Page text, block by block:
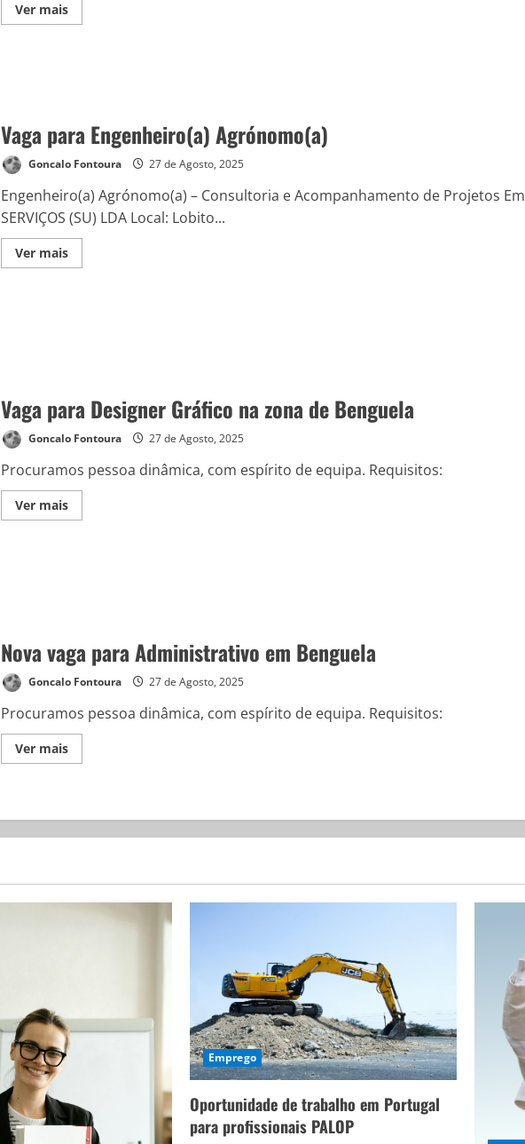
Ver mais
Vaga para Engenheiro(a) Agrónomo(a)
Goncalo Fontoura 27 de Agosto, 2025
Engenheiro(a) Agrónomo(a) – Consultoria e Acompanhamento de Projetos
SERVIÇOS (SU) LDA Local: Lobito...
Ver mais
Vaga para Designer Gráfico na zona de Benguela
Goncalo Fontoura 27 de Agosto, 2025
Procuramos pessoa dinâmica, com espírito de equipa. Requisitos:
Ver mais
Nova vaga para Administrativo em Benguela
Goncalo Fontoura 27 de Agosto, 2025
Procuramos pessoa dinâmica, com espírito de equipa. Requisitos:
Ver mais
Emprego
Oportunidade de trabalho em Portugal
para profissionais PALOP